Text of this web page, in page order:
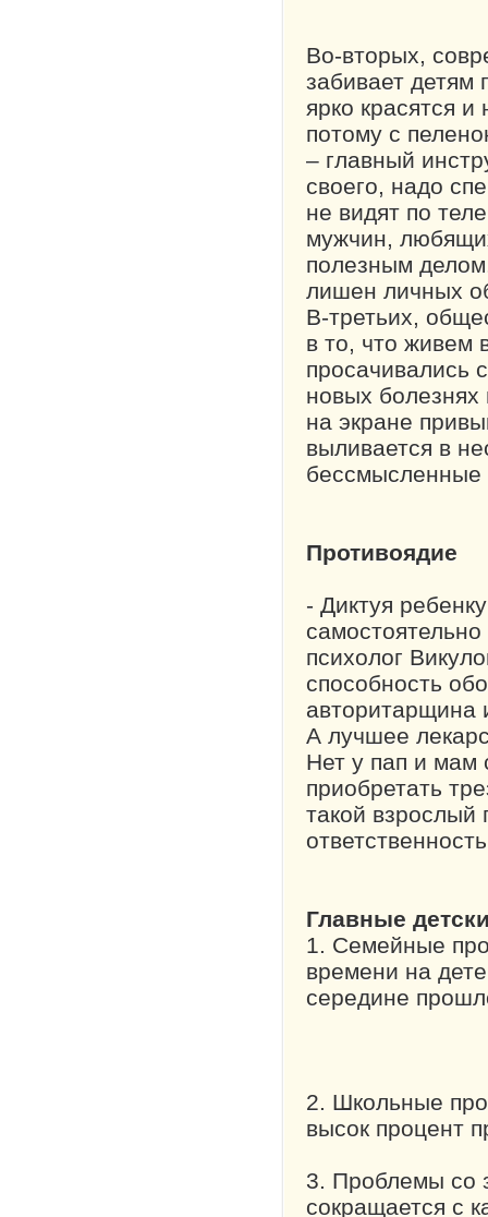
Во-вторых,
забивает детям
ярко красятся
потому с
– главный
своего, надо
не видят по
мужчин,
полезным
лишен личных
В-третьих,
в то, что живем
просачивались
новых болезнях
на экране
выливается в
бессмысленные
Противоядие
- Диктуя
психолог
способность
авторитарщина
А лучшее
Нет у пап и мам
приобретать
такой взрослый
Главные
1. Семейные
времени на
середине
2. Школьные
высок процент
3. Проблемы со
сокращается с